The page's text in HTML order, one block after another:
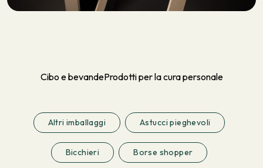
Cibo e bevandeProdotti per la cura personale
Altri imballaggi Astucci pieghevoli
Bicchieri Borse shopper